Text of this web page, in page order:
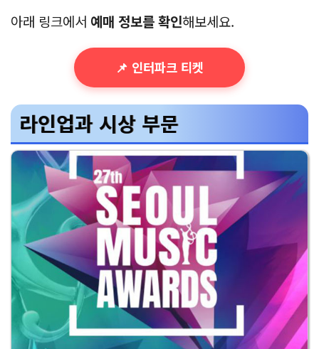
아래 링크에서 예매 정보를 확인해보세요.
📌 인터파크 티켓
라인업과 시상 부문